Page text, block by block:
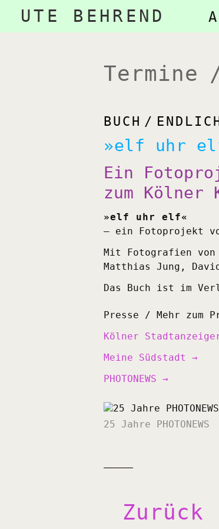
Navigation
überspringen
UTE BEHREND
Termine
BUCH
»elf uhr
Ein
zum Kölner
»elf uhr elf«
– ein Fotoprojekt
Mit Fotografien von
Matthias Jung,
Das Buch ist im
Presse / Mehr zum
Kölner
Meine Südstadt →
PHOTONEWS →
25 Jahre PHOTONEWS
Zurück